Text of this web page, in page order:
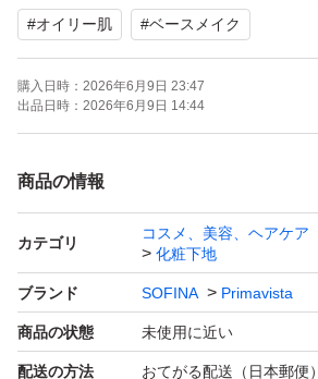
よろしくお願いいたします。
#オイリー肌 #ベースメイク
購入日時： 2026年6月9日 23:47
出品日時： 2026年6月9日 14:44
商品の情報
カテゴリ
コスメ、美容、ヘアケア
化粧下地
ブランド SOFINA Primavista
商品の状態 未使用に近い
配送の方法 おてがる配送（日本郵便）